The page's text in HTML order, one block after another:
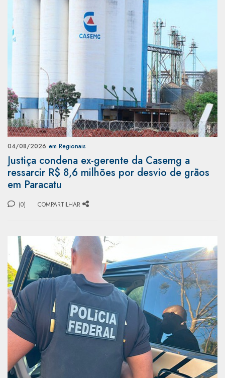
04/08/2026 em Regionais
Justiça condena ex-gerente da Casemg a
ressarcir R$ 8,6 milhões por desvio de grãos
em Paracatu
(0) COMPARTILHAR